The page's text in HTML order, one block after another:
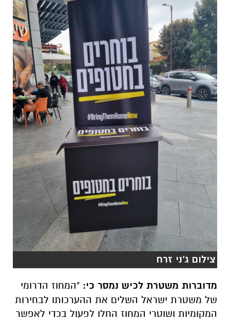
צילום ג'ני זרח
מדוברות משטרת לכיש נמסר כי: "המחוז הדרומי
של משטרת ישראל השלים את ההערכותו לבחירות
המקומיות ושוטרי המחוז החלו לפעול בכדי לאפשר